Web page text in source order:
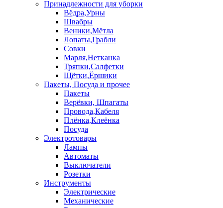
Принадлежности для уборки
Вёдра,Урны
Швабры
Веники,Мётла
Лопаты,Грабли
Совки
Марля,Нетканка
Тряпки,Салфетки
Щётки,Ёршики
Пакеты, Посуда и прочее
Пакеты
Верёвки, Шпагаты
Провода,Кабеля
Плёнка,Клеёнка
Посуда
Электротовары
Лампы
Автоматы
Выключатели
Розетки
Инструменты
Электрические
Механические